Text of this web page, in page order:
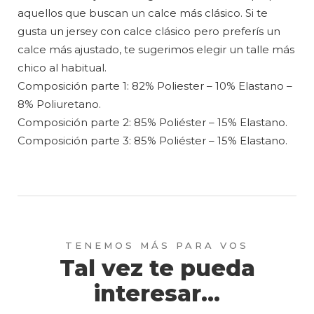
aquellos que buscan un calce más clásico. Si te
gusta un jersey con calce clásico pero preferís un
calce más ajustado, te sugerimos elegir un talle más
chico al habitual.
Composición parte 1: 82% Poliester – 10% Elastano –
8% Poliuretano.
Composición parte 2: 85% Poliéster – 15% Elastano.
Composición parte 3: 85% Poliéster – 15% Elastano.
Tal vez te pueda
interesar...